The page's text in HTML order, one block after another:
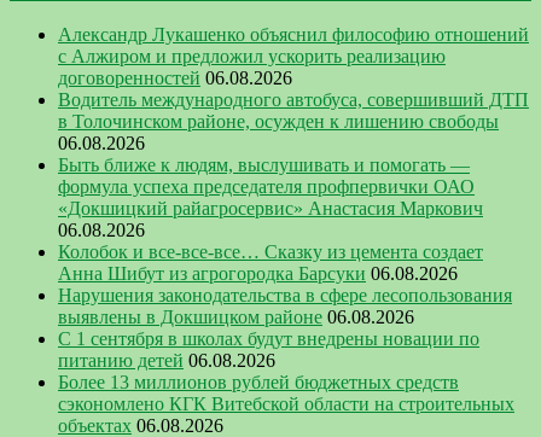
Александр Лукашенко объяснил философию отношений
с Алжиром и предложил ускорить реализацию
договоренностей 06.08.2026
Водитель международного автобуса, совершивший ДТП
в Толочинском районе, осужден к лишению свободы
06.08.2026
Быть ближе к людям, выслушивать и помогать —
формула успеха председателя профпервички ОАО
«Докшицкий райагросервис» Анастасия Маркович
06.08.2026
Колобок и все-все-все… Сказку из цемента создает
Анна Шибут из агрогородка Барсуки 06.08.2026
Нарушения законодательства в сфере лесопользования
выявлены в Докшицком районе 06.08.2026
С 1 сентября в школах будут внедрены новации по
питанию детей 06.08.2026
Более 13 миллионов рублей бюджетных средств
сэкономлено КГК Витебской области на строительных
объектах 06.08.2026